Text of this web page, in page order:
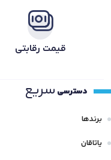
قیمت رقابتی
دسترسی سریع
برندها
یاتاقان